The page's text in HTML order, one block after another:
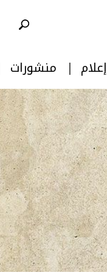
إعلام منشورات